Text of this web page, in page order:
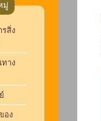
มู่
รสิ่ง
ทาง
อง